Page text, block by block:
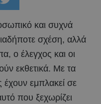
και συχνά
σχέση, αλλά
ο έλεγχος και οι
εκθετικά. Με τα
έχουν εμπλακεί σε
που ξεχωρίζει